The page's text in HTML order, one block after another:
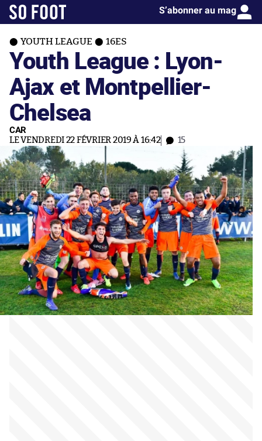
S’abonner au mag
YOUTH LEAGUE 16ES
Youth League : Lyon-
Ajax et Montpellier-
Chelsea
CAR
LE VENDREDI 22 FÉVRIER 2019 À 16:42 15